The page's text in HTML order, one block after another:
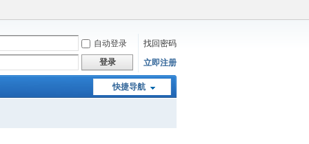
自动登录
找回密码
登录
立即注册
快捷导航